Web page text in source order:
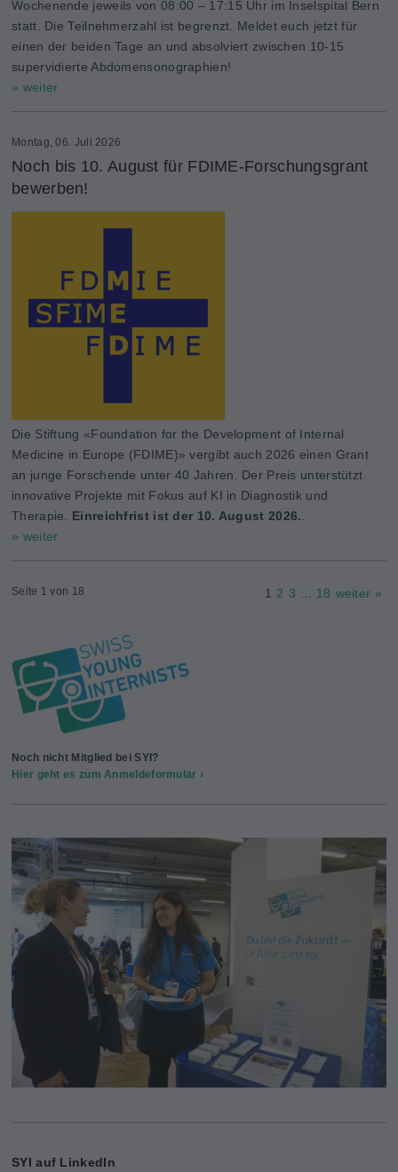
Wochenende jeweils von 08:00 – 17:15 Uhr im Inselspital Bern
statt. Die Teilnehmerzahl ist begrenzt. Meldet euch jetzt für
einen der beiden Tage an und absolviert zwischen 10-15
supervidierte Abdomensonographien!
» weiter
Montag, 06. Juli 2026
Noch bis 10. August für FDIME-Forschungsgrant
bewerben!
Die Stiftung «Foundation for the Development of Internal
Medicine in Europe (FDIME)» vergibt auch 2026 einen Grant
an junge Forschende unter 40 Jahren. Der Preis unterstützt
innovative Projekte mit Fokus auf KI in Diagnostik und
Therapie. Einreichfrist ist der 10. August 2026.
» weiter
Seite 1 von 18 1 2 3 18 weiter »
Noch nicht Mitglied bei SYI?
Hier geht es zum Anmeldeformular ›
SYI auf LinkedIn